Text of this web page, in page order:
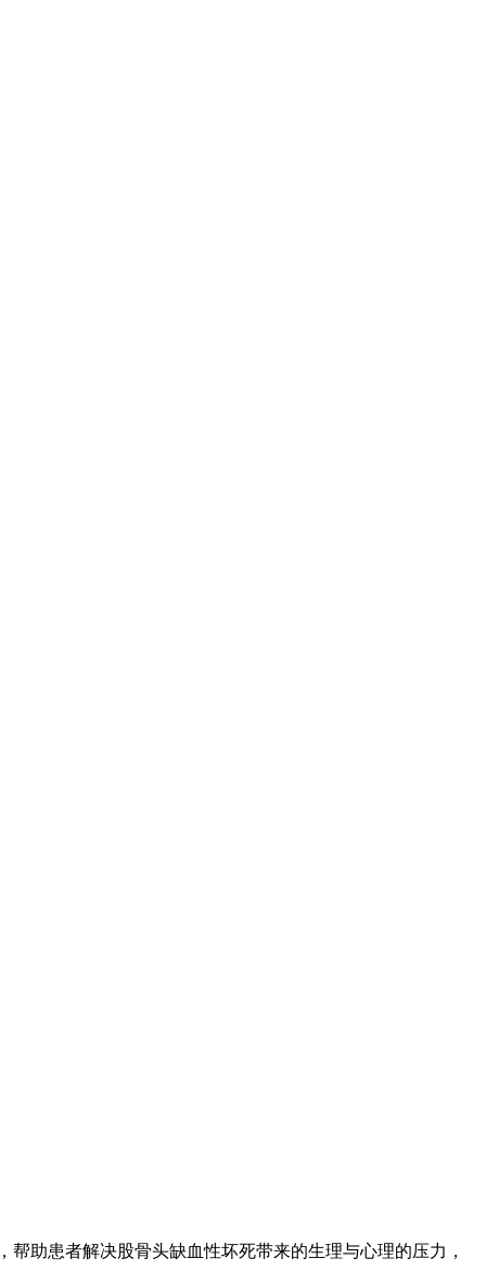
助患者解决股骨头缺血性坏死带来的生理与心理的压力，